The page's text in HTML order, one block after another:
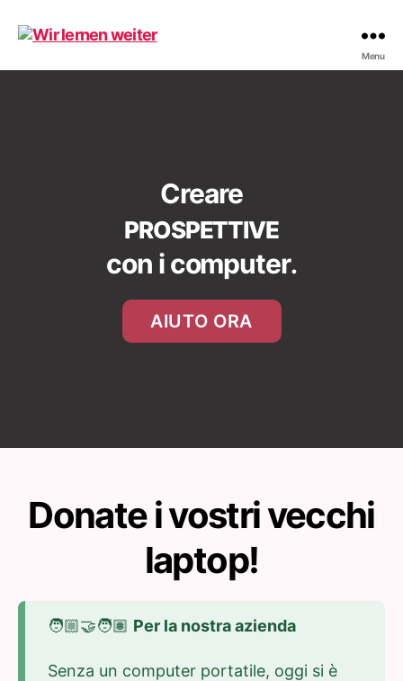
lernen
Menu
Creare
PROSPETTIVE
con i computer.
AIUTO ORA
Donate i vostri vecchi
laptop!
🧑🏼‍🤝‍🧑🏽 Per la nostra azienda
Senza un computer portatile, oggi si è